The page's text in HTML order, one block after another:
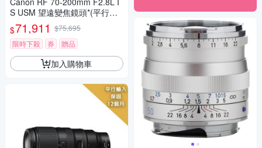
S USM 望遠變焦鏡頭*(平行輸
入)
$71,911 $75,695
限時下殺
券 贈品
加入購物車